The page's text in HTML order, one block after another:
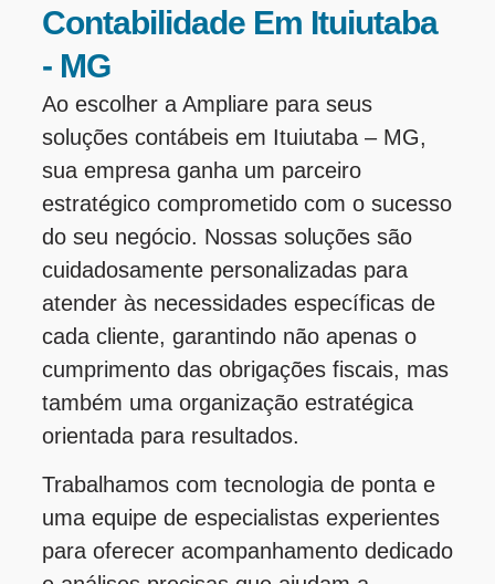
Contabilidade Em Ituiutaba
- MG
Ao escolher a Ampliare para seus
soluções contábeis em Ituiutaba – MG,
sua empresa ganha um parceiro
estratégico comprometido com o sucesso
do seu negócio. Nossas soluções são
cuidadosamente personalizadas para
atender às necessidades específicas de
cada cliente, garantindo não apenas o
cumprimento das obrigações fiscais, mas
também uma organização estratégica
orientada para resultados.
Trabalhamos com tecnologia de ponta e
uma equipe de especialistas experientes
para oferecer acompanhamento dedicado